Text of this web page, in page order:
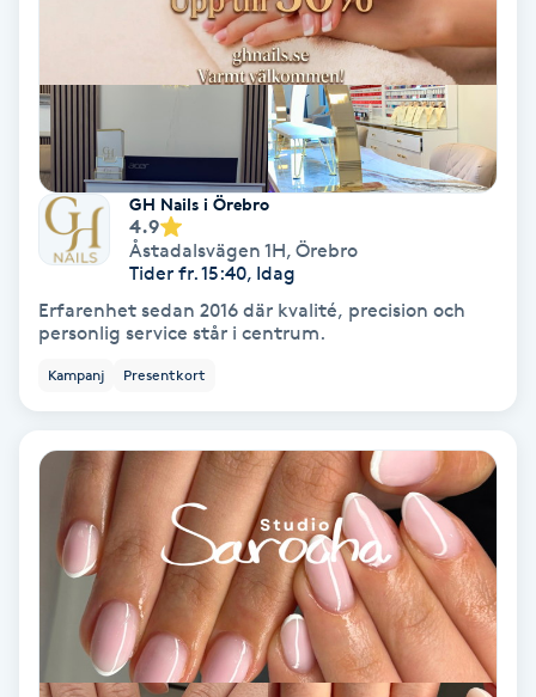
Föning
Gel naglar
Gelenaglar
Gellack
Gravidmassage
Gravidyoga
Gruppträning
Gua Sha-massage
GH Nails i Örebro
4.9
Åstadalsvägen 1H, Örebro
Tider fr. 15:40, Idag
Erfarenhet sedan 2016 där kvalité, precision och
personlig service står i centrum.
Kampanj Presentkort